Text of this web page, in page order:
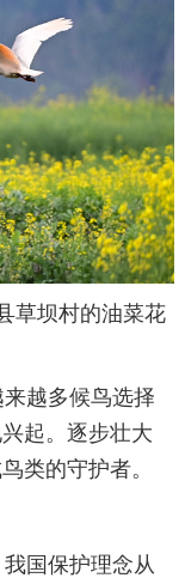
草坝村的油菜花
越多候鸟选择
起。逐步壮大
类的守护者。
国保护理念从